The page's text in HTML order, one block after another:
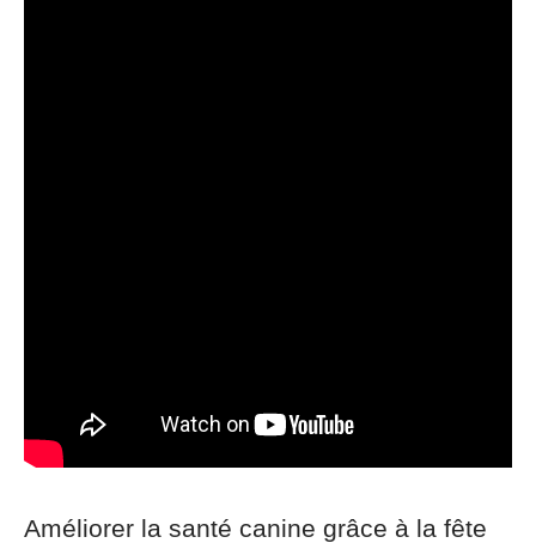
Améliorer la santé canine grâce à la fête